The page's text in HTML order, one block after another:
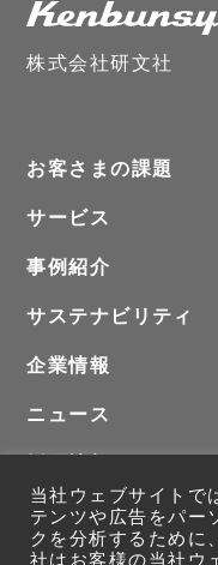
株式会社研文社
お客さまの課題
サービス
事例紹介
サステナビリティ
企業情報
ニュース
お問い合わせ
当社ウェブサイトで
テンツや広告をパー
クを分析するために
社はお客様の当社ウ